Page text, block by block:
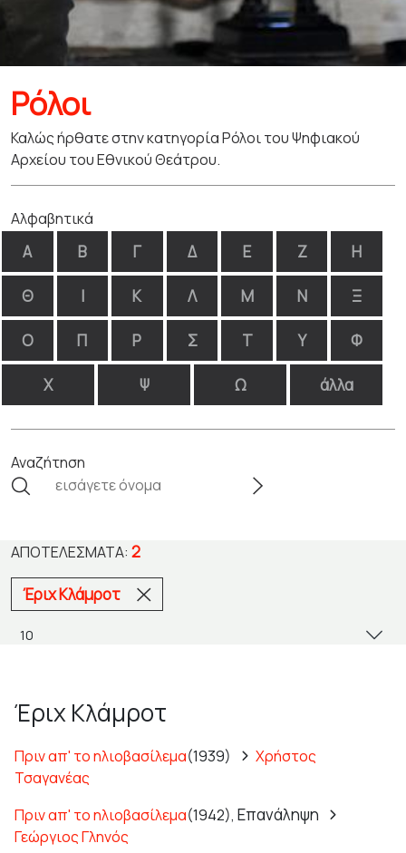
Ρόλοι
Καλώς ήρθατε στην κατηγορία Ρόλοι του Ψηφιακού
Αρχείου του Εθνικού Θεάτρου.
Αλφαβητικά
Α Β Γ Δ Ε Ζ Η
Θ Ι Κ Λ Μ Ν Ξ
Ο Π Ρ Σ Τ Υ Φ
Χ Ψ Ω άλλα
Αναζήτηση
ΑΠΟΤΕΛΈΣΜΑΤΑ: 2
Έριχ Κλάμροτ
Έριχ Κλάμροτ
Πριν απ' το ηλιοβασίλεμα(1939)
Χρήστος
Τσαγανέας
Πριν απ' το ηλιοβασίλεμα(1942), Επανάληψη
Γεώργιος Γληνός